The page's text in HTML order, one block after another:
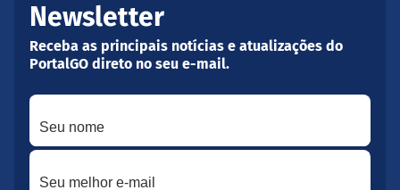
Newsletter
Receba as principais notícias e atualizações do
PortalGO direto no seu e-mail.
Seu nome
Seu melhor e-mail